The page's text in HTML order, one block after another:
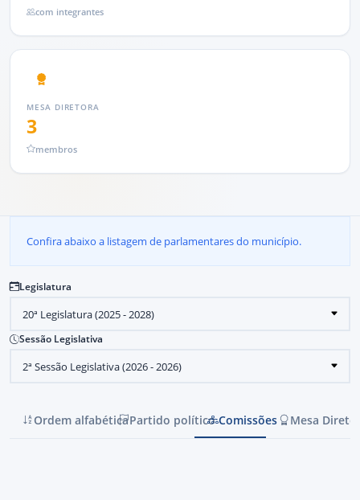
com integrantes
MESA DIRETORA
3
membros
Confira abaixo a listagem de parlamentares do município.
Legislatura
Sessão Legislativa
Ordem alfabéticaPartido político Comissões Mesa